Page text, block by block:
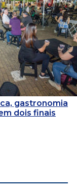
gastronomia
dois finais